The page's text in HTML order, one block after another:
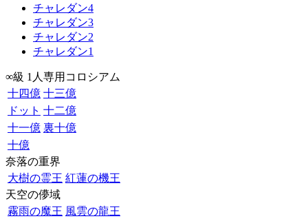
チャレダン4
チャレダン3
チャレダン2
チャレダン1
∞級 1人専用コロシアム
十四億 十三億
ドット 十二億
十一億 裏十億
十億
奈落の重界
大樹の霊王 紅蓮の機王
天空の儚域
霧雨の魔王 風雲の龍王